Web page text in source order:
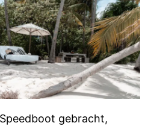
gebracht,